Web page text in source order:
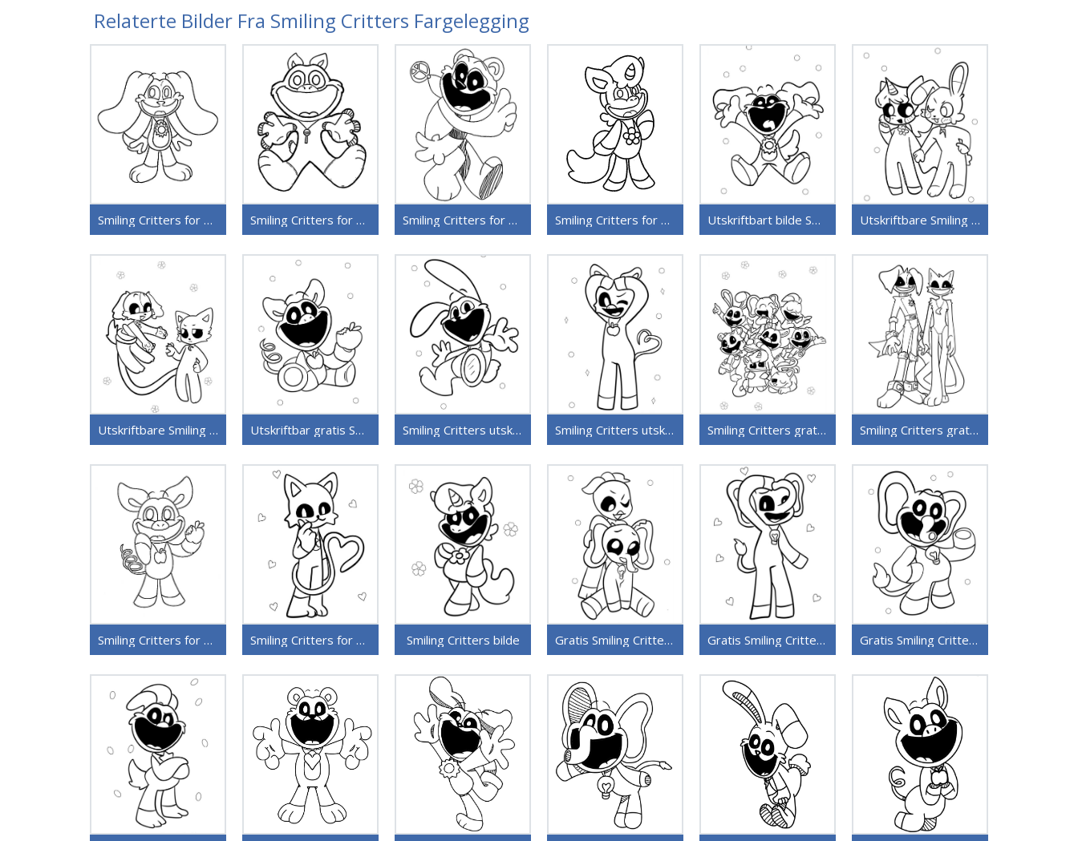
Relaterte Bilder Fra Smiling Critters Fargelegging
Smiling Critters for 5-åringer Smiling Critters for 4-åringer Smiling Critters for 3-åringer Smiling Critters for 2-åringer Utskriftbart bilde Smiling Critters Utskriftbare Smiling Critters uten kostnad
Utskriftbare Smiling Critters for barn Utskriftbar gratis Smiling Critters Smiling Critters utskriftbart bilde Smiling Critters utskriftbare for barn Smiling Critters gratis for barn Smiling Critters gratis bilde
Smiling Critters for barn Smiling Critters for 1-åringer Smiling Critters bilde Gratis Smiling Critters utskriftbare Gratis Smiling Critters for barn Gratis Smiling Critters bilde